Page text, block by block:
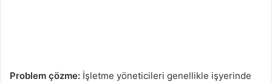
Problem çözme: İşletme yöneticileri genellikle işyerinde